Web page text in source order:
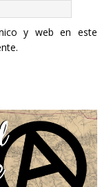
y web en este